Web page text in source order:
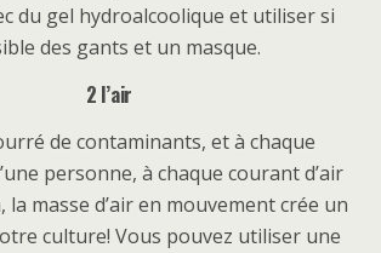
du gel hydroalcoolique et utiliser si
des gants et un masque.
2 l’air
de contaminants, et à chaque
personne, à chaque courant d’air
masse d’air en mouvement crée un
culture! Vous pouvez utiliser une